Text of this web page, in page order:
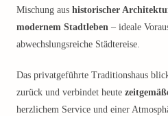
Mischung aus historischer
modernem Stadtleben – ideale
abwechslungsreiche Städtereise.
Das privatgeführte Traditionshaus
zurück und verbindet heute
herzlichem Service und einer